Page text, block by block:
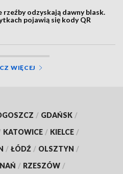
rzeźby odzyskają dawny blask.
pojawią się kody QR
WIĘCEJ
/ GDAŃSK /
KATOWICE / KIELCE /
/ ŁÓDŹ / OLSZTYN /
/ RZESZÓW /